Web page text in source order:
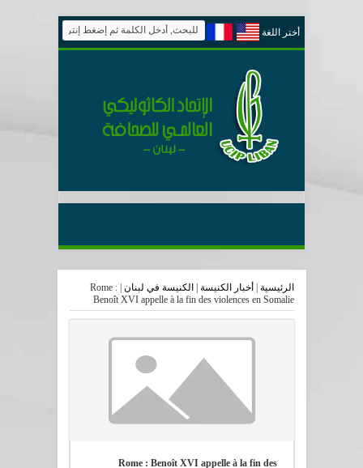
أختر اللغة
الرئيسية أخبار الكنيسة الكنيسة في لبنان |
Rome :
Benoît XVI appelle à la fin des violences en Somalie
Rome : Benoît XVI appelle à la fin des